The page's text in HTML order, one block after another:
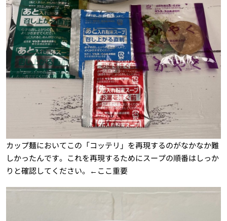
カップ麺においてこの「コッテリ」を再現するのがなかなか難
しかったんです。これを再現するためにスープの順番はしっか
りと確認してください。←ここ重要